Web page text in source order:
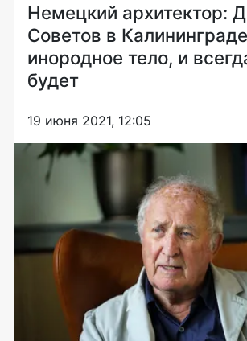
Немецкий архитектор:
Советов в
инородное тело, и
будет
19 июня 2021, 12:05